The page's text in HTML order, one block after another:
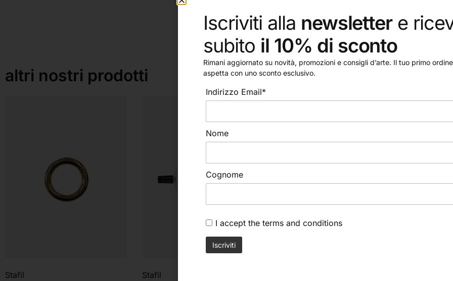
altri nostri prodotti
Stafil Stafil
Iscriviti alla newslettere
subito il 10% di sconto
Rimani aggiornato su novità, promozioni e consigli d’arte. Il tuo primo
aspetta con uno sconto esclusivo.
Indirizzo Email*
Nome
Cognome
I accept the terms and conditions